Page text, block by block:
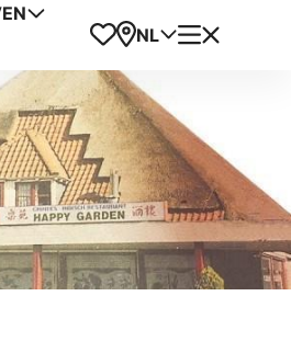
Favorieten
Kaart
NL Menu